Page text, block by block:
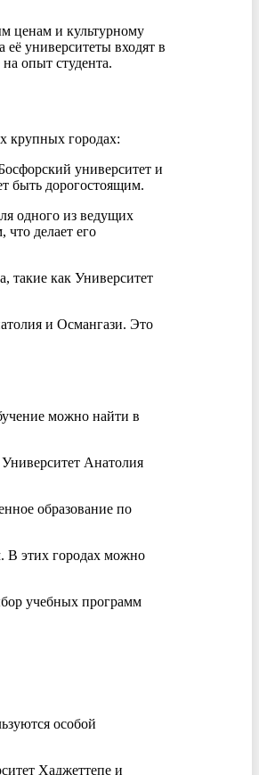
ценам и культурному
университеты входят в
опыт студента.
крупных городах:
университет и
быть дорогостоящим.
одного из ведущих
делает его
такие как Университет
и Османгази. Это
можно найти в
Анатолия
образование по
В этих городах можно
учебных программ
особой
Хаджеттепе и